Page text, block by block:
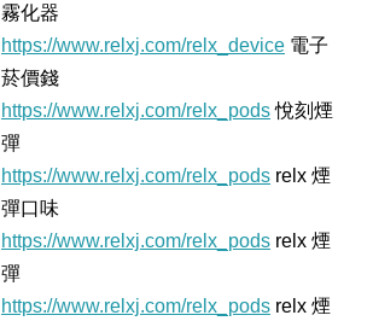
霧化器
https://www.relxj.com/relx_device 電子
菸價錢
https://www.relxj.com/relx_pods悅刻煙
彈
https://www.relxj.com/relx_pods relx 煙
彈口味
https://www.relxj.com/relx_pods relx 煙
彈
https://www.relxj.com/relx_pods relx 煙